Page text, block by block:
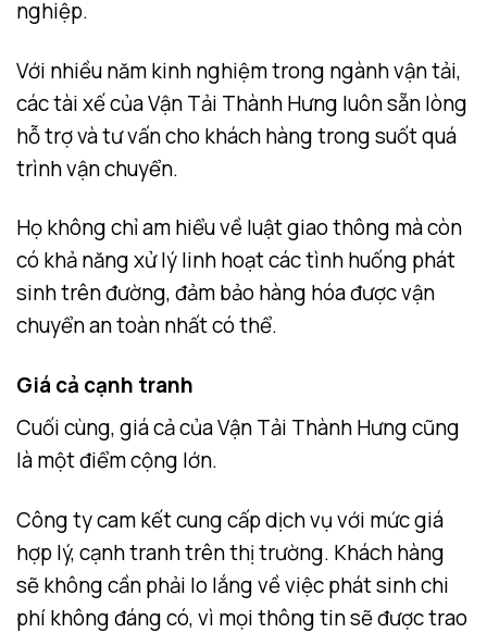
nghiệp.
Với nhiều năm kinh nghiệm trong ngành vận tải,
các tài xế của Vận Tải Thành Hưng luôn sẵn lòng
hỗ trợ và tư vấn cho khách hàng trong suốt quá
trình vận chuyển.
Họ không chỉ am hiểu về luật giao thông mà còn
có khả năng xử lý linh hoạt các tình huống phát
sinh trên đường, đảm bảo hàng hóa được vận
chuyển an toàn nhất có thể.
Giá cả cạnh tranh
Cuối cùng, giá cả của Vận Tải Thành Hưng cũng
là một điểm cộng lớn.
Công ty cam kết cung cấp dịch vụ với mức giá
hợp lý, cạnh tranh trên thị trường. Khách hàng
sẽ không cần phải lo lắng về việc phát sinh chi
phí không đáng có, vì mọi thông tin sẽ được trao